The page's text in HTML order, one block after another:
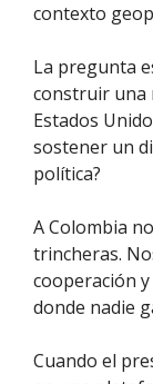
contexto
La pregunta
construir una
Estados
sostener un
política?
A Colombia
trincheras.
cooperación
donde nadie
Cuando el